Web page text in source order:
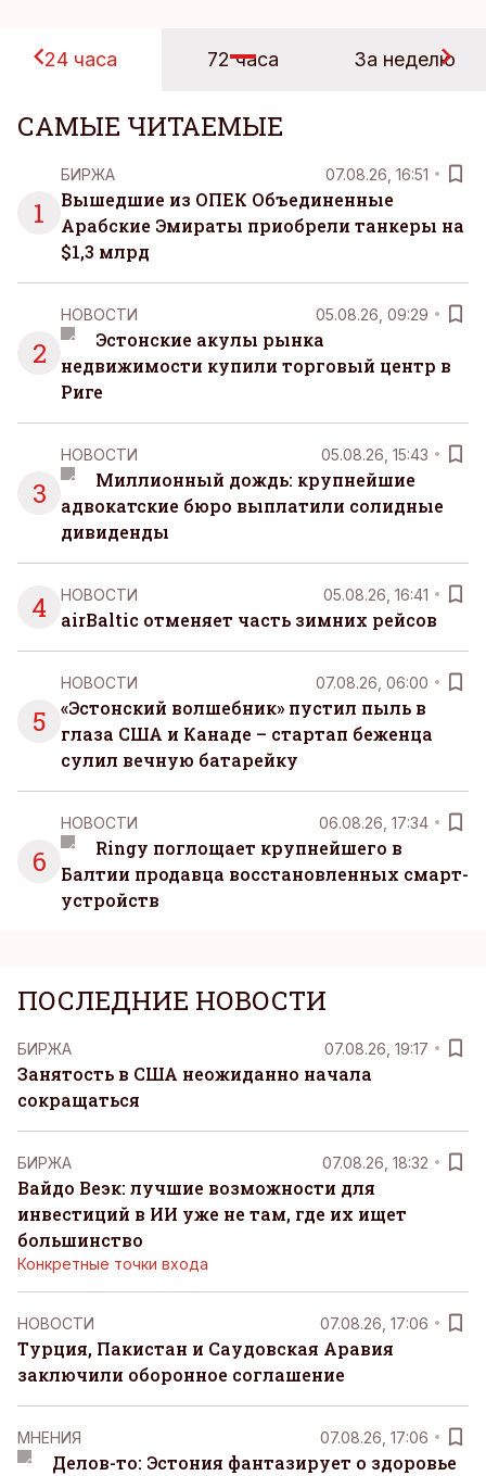
24 часа 72 часа За неделю
САМЫЕ ЧИТАЕМЫЕ
1
БИРЖА 07.08.26, 16:51
Вышедшие из ОПЕК Объединенные
Арабские Эмираты приобрели танкеры на
$1,3 млрд
2
НОВОСТИ 05.08.26, 09:29
Эстонские акулы рынка
недвижимости купили торговый центр в
Риге
3
НОВОСТИ 05.08.26, 15:43
Миллионный дождь: крупнейшие
адвокатские бюро выплатили солидные
дивиденды
4 НОВОСТИ 05.08.26, 16:41
airBaltic отменяет часть зимних рейсов
5
НОВОСТИ 07.08.26, 06:00
«Эстонский волшебник» пустил пыль в
глаза США и Канаде – стартап беженца
сулил вечную батарейку
6
НОВОСТИ 06.08.26, 17:34
Ringy поглощает крупнейшего в
Балтии продавца восстановленных смарт-
устройств
ПОСЛЕДНИЕ НОВОСТИ
БИРЖА 07.08.26, 19:17
Занятость в США неожиданно начала
сокращаться
БИРЖА 07.08.26, 18:32
Вайдо Веэк: лучшие возможности для
инвестиций в ИИ уже не там, где их ищет
большинство
Конкретные точки входа
НОВОСТИ 07.08.26, 17:06
Турция, Пакистан и Саудовская Аравия
заключили оборонное соглашение
MНЕНИЯ 07.08.26, 17:06
Делов-то: Эстония фантазирует о здоровье